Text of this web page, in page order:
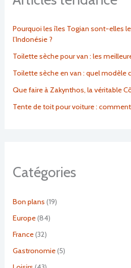
Pourquoi les îles Togian sont-elles
l’Indonésie ?
Toilette sèche pour van : les
Toilette sèche en van : quel modèle
Que faire à Zakynthos, la véritable
Tente de toit pour voiture :
Catégories
Bon plans (19)
Europe(84)
France(32)
Gastronomie(5)